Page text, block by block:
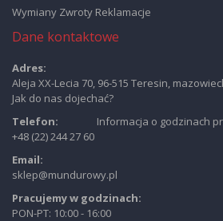
Wymiany Zwroty Reklamacje
Dane kontaktowe
Adres:
Aleja XX-Lecia 70, 96-515 Teresin,
Jak do nas dojechać?
Telefon:
+48 (22) 244 27 60
Informacja o godzinach
Email:
sklep@mundurowy.pl
Pracujemy w godzinach:
PON-PT: 10:00 - 16:00